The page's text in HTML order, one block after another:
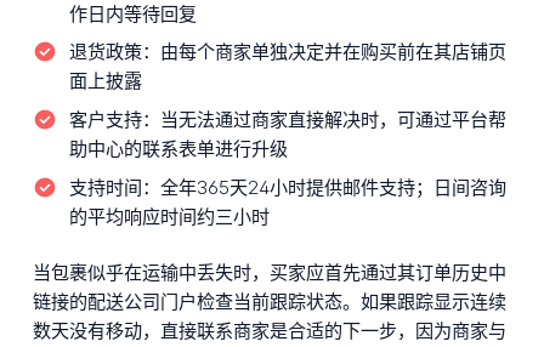
作日内等待回复
退货政策： 由每个商家单独决定并在购买前在其店铺页
面上披露
客户支持：
当无法通过商家直接解决时，可通过平台帮
助中心的联系表单进行升级
支持时间： 全年365天24小时提供邮件支持；日间咨询
的平均响应时间约三小时
当包裹似乎在运输中丢失时，买家应首先通过其订单历史中
链接的配送公司门户检查当前跟踪状态。如果跟踪显示连续
数天没有移动，直接联系商家是合适的下一步，因为商家与